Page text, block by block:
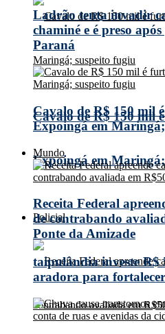
Cavalo de R$ 150 mil
Expoingá em
Policial
Ladrão tenta invadir
chaminé e é preso
Paraná
Cavalo de R$ 150 mil
Expoingá em
Mundo
Receita Federal
de contrabando
Ponte da Amizade
taipulândia investe R$
aradora para